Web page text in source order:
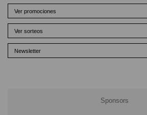
Ver promociones
Ver sorteos
Newsletter